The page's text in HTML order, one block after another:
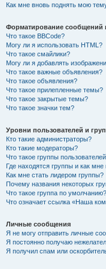
Как мне вновь поднять мою
Форматирование сообщений
Что такое BBCode?
Могу ли я использовать HTML?
Что такое смайлики?
Могу ли я добавлять
Что такое важные объявления?
Что такое объявления?
Что такое прилепленные темы?
Что такое закрытые темы?
Что такое значки тем?
Уровни пользователей и
Кто такие администраторы?
Кто такие модераторы?
Что такое группы
Где находятся группы и как мне
Как мне стать лидером группы?
Почему названия некоторых
Что такое группа по умолчанию?
Что означает ссылка «Наша
Личные сообщения
Я не могу отправить личные
Я постоянно получаю
Я получил спам или